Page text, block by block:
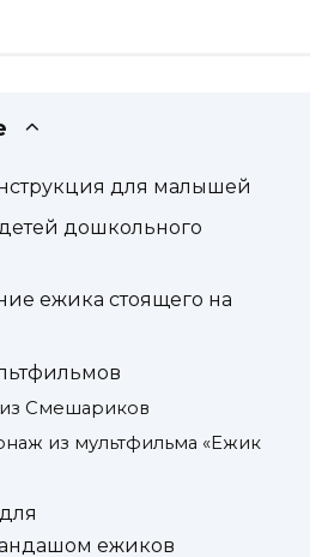
для малышей
дошкольного
ежика стоящего на
Смешариков
из мультфильма «Ежик
ежиков